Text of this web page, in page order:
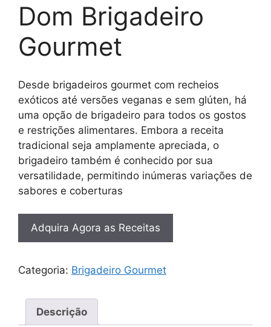
Dom Brigadeiro
Gourmet
Desde brigadeiros gourmet com recheios
exóticos até versões veganas e sem glúten, há
uma opção de brigadeiro para todos os gostos
e restrições alimentares. Embora a receita
tradicional seja amplamente apreciada, o
brigadeiro também é conhecido por sua
versatilidade, permitindo inúmeras variações de
sabores e coberturas
Adquira Agora as Receitas
Categoria: Brigadeiro Gourmet
Descrição